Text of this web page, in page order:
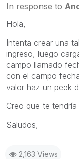
In response to
Hola,
Intenta crear una
ingreso, luego
campo llamado
con el campo
valor haz un peek
Creo que te
Saludos,
2,163 Views